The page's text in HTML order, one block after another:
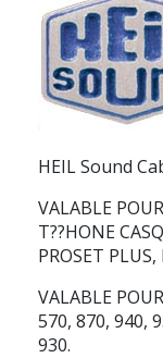
HEIL Sound
VALABLE
T??HONE
PROSET
VALABLE
570, 870, 940,
930.